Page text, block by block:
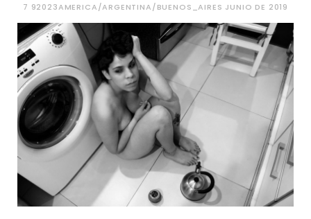
7 92023AMERICA/ARGENTINA/BUENOS_AIRES JUNIO DE 2019